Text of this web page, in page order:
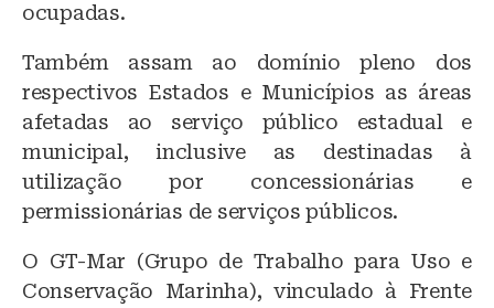
ocupadas.
Também assam ao domínio pleno dos
respectivos Estados e Municípios as áreas
afetadas ao serviço público estadual e
municipal, inclusive as destinadas à
utilização por concessionárias e
permissionárias de serviços públicos.
O GT-Mar (Grupo de Trabalho para Uso e
Conservação Marinha), vinculado à Frente